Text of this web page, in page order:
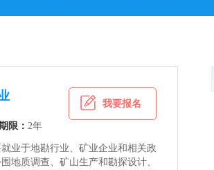
限： 2年
业于地勘行业、矿业企业和相关政
地质调查、矿山生产和勘探设计、
我要报名